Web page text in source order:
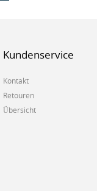
Kundenservice
Kontakt
Retouren
Übersicht